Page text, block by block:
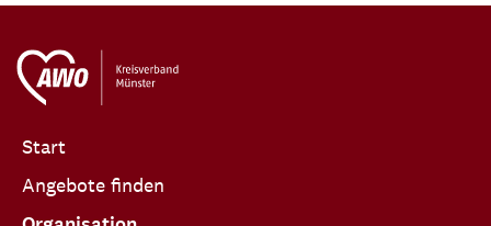
Start
Angebote finden